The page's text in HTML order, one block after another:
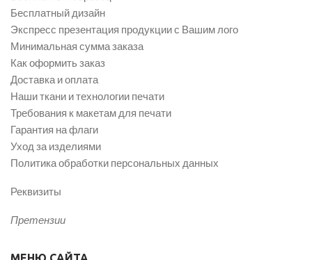
Бесплатный дизайн
Экспресс презентация продукции с Вашим лого
Минимальная сумма заказа
Как оформить заказ
Доставка и оплата
Наши ткани и технологии печати
Требования к макетам для печати
Гарантия на флаги
Уход за изделиями
Политика обработки персональных данных
Реквизиты
Претензии